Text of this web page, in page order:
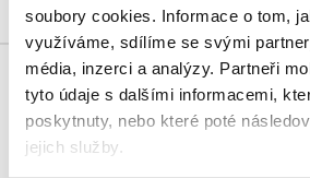
soubory cookies. Informace o tom,
využíváme, sdílíme se svými
média, inzerci a analýzy. Partneři
tyto údaje s dalšími informacemi,
poskytnuty, nebo které poté
jejich služby.
MOHLO BY VÁS TAKÉ